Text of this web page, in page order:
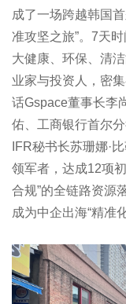
成了一场跨越韩国
准攻坚之旅”。7天
大健康、环保、清
业家与投资人，密
话Gspace董事长李
佑、工商银行首尔
IFR秘书长苏珊娜·
领军者，达成12项
合规”的全链路资源
成为中企出海“精准